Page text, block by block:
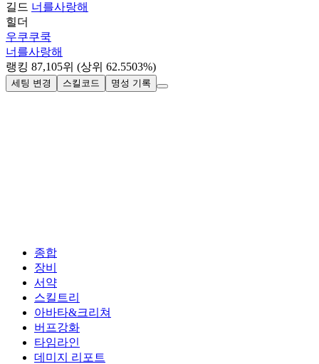
길드 너를사랑해
힐더
우쿠쿠쿡
너를사랑해
랭킹 87,105위 (상위 62.5503%)
세팅 변경 스킬코드 명성 기록
종합
장비
서약
스킬트리
아바타&크리쳐
버프강화
타임라인
데미지 리포트